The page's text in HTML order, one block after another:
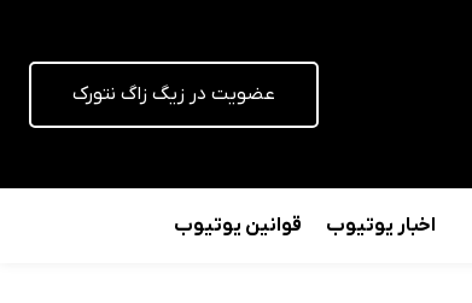
عضویت در زیگ زاگ نتورک
اخبار یوتیوب قوانین یوتیوب